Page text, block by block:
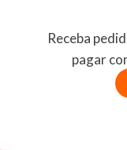
Receba
pagar